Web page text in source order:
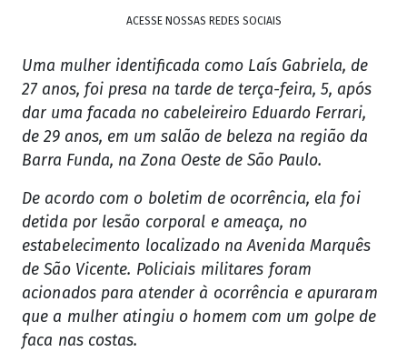
ACESSE NOSSAS REDES SOCIAIS
Uma mulher identificada como Laís Gabriela, de
27 anos, foi presa na tarde de terça-feira, 5, após
dar uma facada no cabeleireiro Eduardo Ferrari,
de 29 anos, em um salão de beleza na região da
Barra Funda, na Zona Oeste de São Paulo.
De acordo com o boletim de ocorrência, ela foi
detida por lesão corporal e ameaça, no
estabelecimento localizado na Avenida Marquês
de São Vicente. Policiais militares foram
acionados para atender à ocorrência e apuraram
que a mulher atingiu o homem com um golpe de
faca nas costas.